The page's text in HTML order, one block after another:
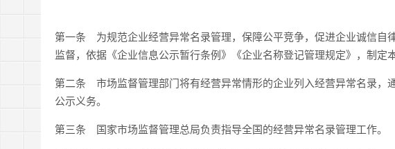
第一条 为规范企业经营异常名录管理，保障公平竞争，促进企业诚信自
监督，依据《企业信息公示暂行条例》《企业名称登记管理规定》，制定本
第二条 市场监督管理部门将有经营异常情形的企业列入经营异常名录，
公示义务。
第三条 国家市场监督管理总局负责指导全国的经营异常名录管理工作。